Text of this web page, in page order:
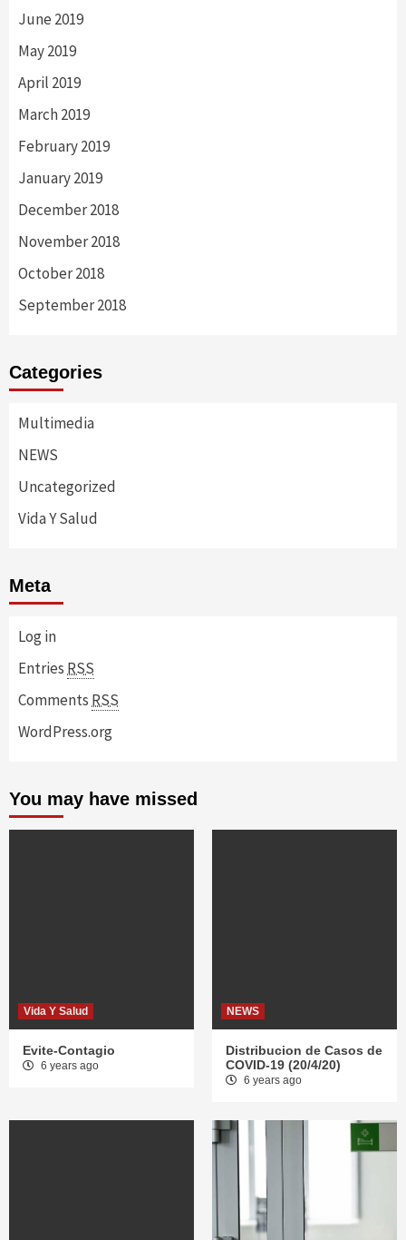
June 2019
May 2019
April 2019
March 2019
February 2019
January 2019
December 2018
November 2018
October 2018
September 2018
Categories
Multimedia
NEWS
Uncategorized
Vida Y Salud
Meta
Log in
Entries RSS
Comments RSS
WordPress.org
You may have missed
Vida Y Salud
Evite-Contagio
6 years ago
NEWS
Distribucion de Casos de
COVID-19 (20/4/20)
6 years ago